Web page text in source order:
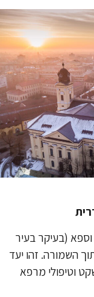
(בעיקר בעיר
זהו יעד
מרפא